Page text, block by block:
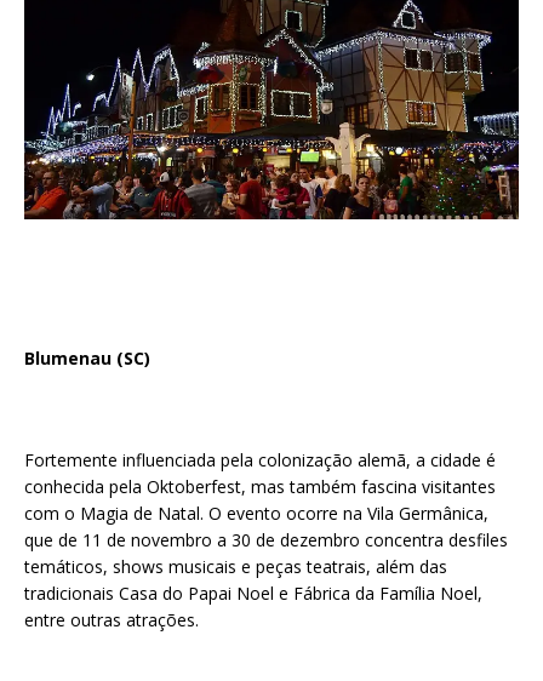
Blumenau (SC)
Fortemente influenciada pela colonização alemã, a cidade é
conhecida pela Oktoberfest, mas também fascina visitantes
com o Magia de Natal. O evento ocorre na Vila Germânica,
que de 11 de novembro a 30 de dezembro concentra desfiles
temáticos, shows musicais e peças teatrais, além das
tradicionais Casa do Papai Noel e Fábrica da Família Noel,
entre outras atrações.